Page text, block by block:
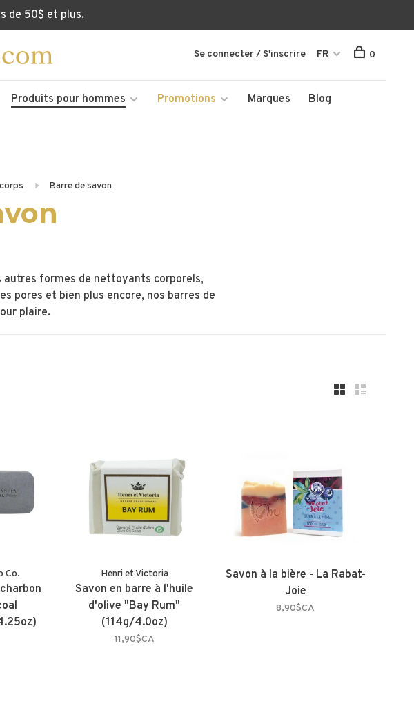
de 50$ et plus.
Produits pour hommes Promotions Marques Blog
Se connecter / S'inscrire FR 0
Barre de savon
formes de nettoyants corporels,
pores et bien plus encore, nos barres de
plaire.
Co. Henri et Victoria
Savon en barre à l'huile
d'olive "Bay Rum"
(114g/4.0oz)
11,90$CA
Savon à la bière - La Rabat-
Joie
8,90$CA